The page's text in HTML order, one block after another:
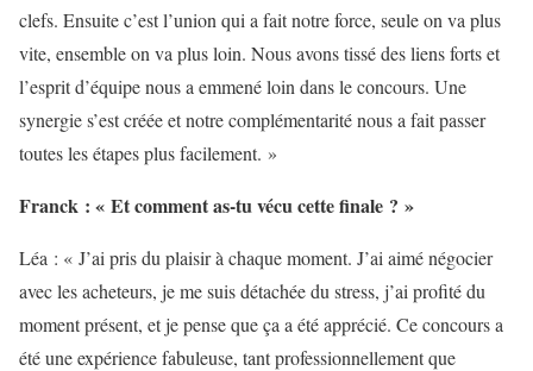
clefs. Ensuite c’est l’union qui a fait notre force, seule on va plus
vite, ensemble on va plus loin. Nous avons tissé des liens forts et
l’esprit d’équipe nous a emmené loin dans le concours. Une
synergie s’est créée et notre complémentarité nous a fait passer
toutes les étapes plus facilement. »
Franck : « Et comment as-tu vécu cette finale ? »
Léa : « J’ai pris du plaisir à chaque moment. J’ai aimé négocier
avec les acheteurs, je me suis détachée du stress, j’ai profité du
moment présent, et je pense que ça a été apprécié. Ce concours a
été une expérience fabuleuse, tant professionnellement que